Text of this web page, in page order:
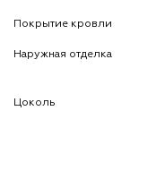
Покрытие кровли
Наружная отделка
Цоколь